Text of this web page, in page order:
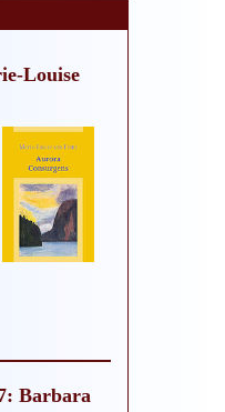
Louise
Barbara